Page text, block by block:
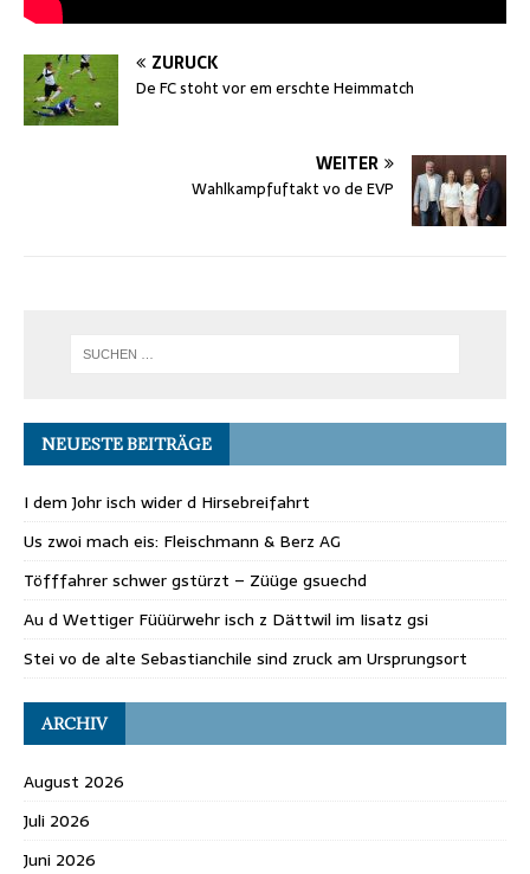
ZURÜCK
De FC stoht vor em erschte Heimmatch
WEITER
Wahlkampfuftakt vo de EVP
NEUESTE BEITRÄGE
I dem Johr isch wider d Hirsebreifahrt
Us zwoi mach eis: Fleischmann & Berz AG
Töfffahrer schwer gstürzt – Züüge gsuechd
Au d Wettiger Füüürwehr isch z Dättwil im Iisatz gsi
Stei vo de alte Sebastianchile sind zruck am Ursprungsort
ARCHIV
August 2026
Juli 2026
Juni 2026